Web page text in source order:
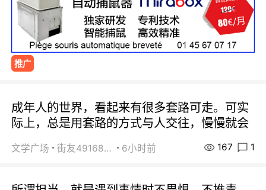
推广
成年人的世界，看起来有很多套路可走。可实
际上，总是用套路的方式与人交往，慢慢就会
文学广场 街友49168527 6小时前 167 1